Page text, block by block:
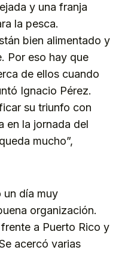
y una franja
la pesca.
bien alimentado y
Por eso hay que
de ellos cuando
Ignacio Pérez.
su triunfo con
en la jornada del
mucho”,
un día muy
organización.
a Puerto Rico y
acercó varias